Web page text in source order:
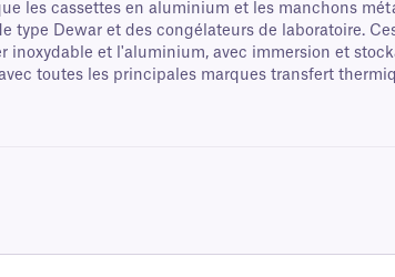
les cassettes en aluminium et les manchons
Dewar et des congélateurs de laboratoire.
et l'aluminium, avec immersion et
toutes les principales marques transfert